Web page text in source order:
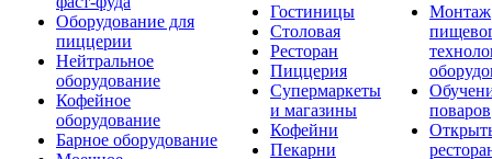
Оборудование для
пиццерии
Нейтральное
оборудование
Кофейное
оборудование
Барное оборудование
Гостиницы
Столовая
Ресторан
Пиццерия
Супермаркеты
и магазины
Кофейни
Пекарни
Монтаж
поваров